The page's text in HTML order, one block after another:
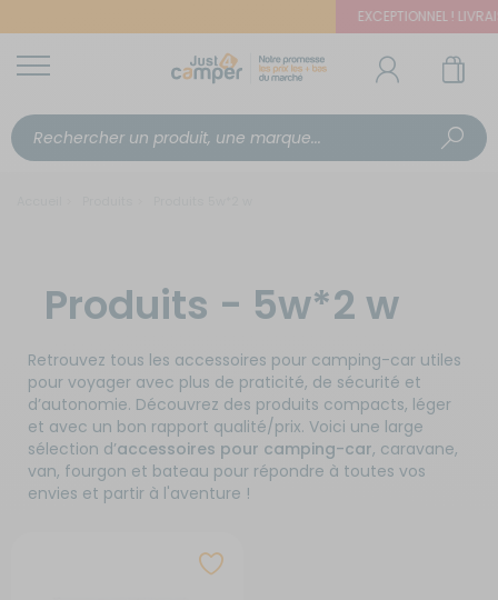
EXCEPTIONNEL !
Produits - 5w*2 w
Retrouvez tous les accessoires pour camping-car utiles
pour voyager avec plus de praticité, de sécurité et
d’autonomie. Découvrez des produits compacts, léger
et avec un bon rapport qualité/prix. Voici une large
sélection d’accessoires pour camping-car, caravane,
van, fourgon et bateau pour répondre à toutes vos
envies et partir à l'aventure !